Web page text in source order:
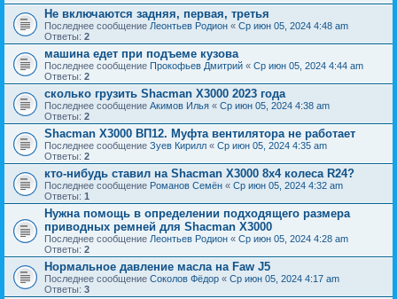
Не включаются задняя, первая, третья
Последнее сообщение Леонтьев Родион « Ср июн 05, 2024 4:48 am
Ответы: 2
машина едет при подъеме кузова
Последнее сообщение Прокофьев Дмитрий « Ср июн 05, 2024 4:44 am
Ответы: 2
сколько грузить Shacman X3000 2023 года
Последнее сообщение Акимов Илья « Ср июн 05, 2024 4:38 am
Ответы: 2
Shacman Х3000 ВП12. Муфта вентилятора не работает
Последнее сообщение Зуев Кирилл « Ср июн 05, 2024 4:35 am
Ответы: 2
кто-нибудь ставил на Shacman X3000 8х4 колеса R24?
Последнее сообщение Романов Семён « Ср июн 05, 2024 4:32 am
Ответы: 1
Нужна помощь в определении подходящего размера
приводных ремней для Shacman X3000
Последнее сообщение Леонтьев Родион « Ср июн 05, 2024 4:28 am
Ответы: 2
Нормальное давление масла на Faw J5
Последнее сообщение Соколов Фёдор « Ср июн 05, 2024 4:17 am
Ответы: 3